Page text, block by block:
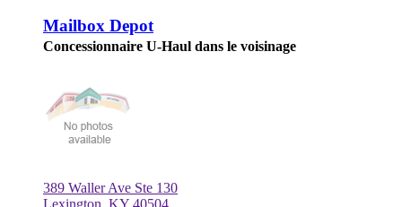
Mailbox Depot
Concessionnaire U-Haul dans le voisinage
389 Waller Ave Ste 130
Lexington, KY 40504